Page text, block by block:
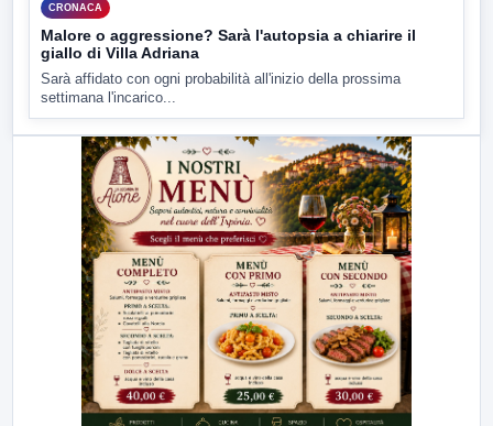
CRONACA
Malore o aggressione? Sarà l'autopsia a chiarire il
giallo di Villa Adriana
Sarà affidato con ogni probabilità all'inizio della prossima
settimana l'incarico...